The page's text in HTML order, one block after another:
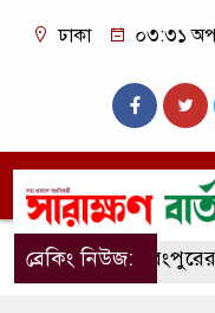
ঢাকা
০৩:৩১
ব্রেকিং নিউজ:
রংপুরের